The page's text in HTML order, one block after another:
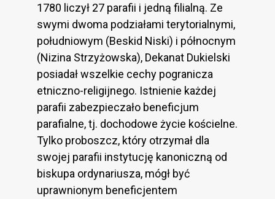
1780 liczył 27 parafii i jedną filialną. Ze
swymi dwoma podziałami terytorialnymi,
południowym (Beskid Niski) i północnym
(Nizina Strzyżowska), Dekanat Dukielski
posiadał wszelkie cechy pogranicza
etniczno-religijnego. Istnienie każdej
parafii zabezpieczało beneficjum
parafialne, tj. dochodowe życie kościelne.
Tylko proboszcz, który otrzymał dla
swojej parafii instytucję kanoniczną od
biskupa ordynariusza, mógł być
uprawnionym beneficjentem